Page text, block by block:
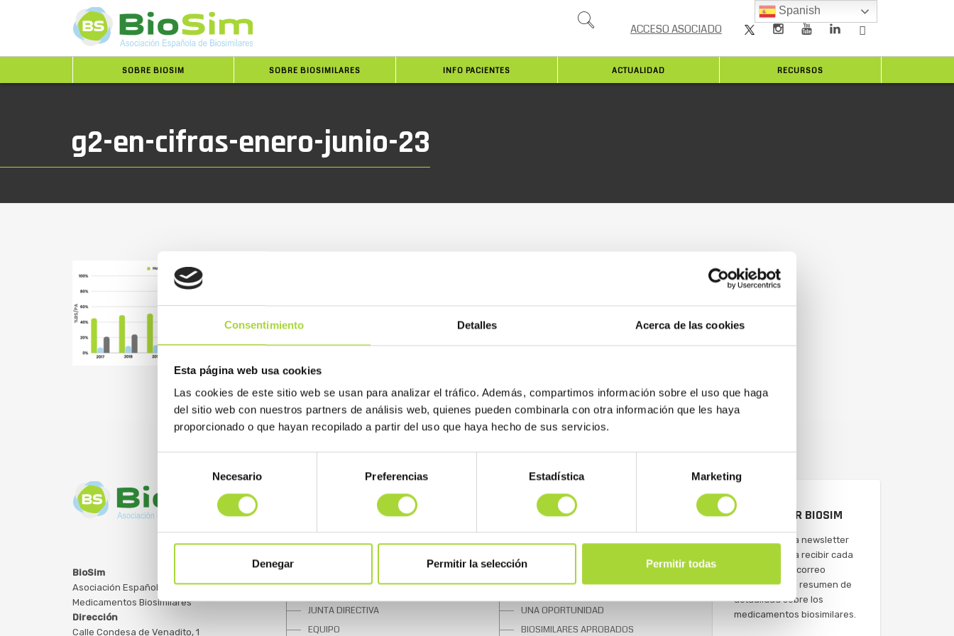
Consentimiento Detalles Acerca de las cookies
Esta página web usa cookies
Las cookies de este sitio web se usan para analizar el tráfico. Además, compartimos información sobre el uso que haga
del sitio web con nuestros partners de análisis web, quienes pueden combinarla con otra información que les haya
proporcionado o que hayan recopilado a partir del uso que haya hecho de sus servicios.
consentimiento
Necesario Preferencias Estadística Marketing
Denegar Permitir la selección Permitir todas
SOBRE BIOSIM SOBRE BIOSIMILARES INFO PACIENTES ACTUALIDAD RECURSOS
ACCESO ASOCIADO
g2-en-cifras-enero-junio-23
BioSim
Asociación Española de
Medicamentos Biosimilares
Dirección
Calle Condesa de Venadito, 1
JUNTA DIRECTIVA
EQUIPO
UNA OPORTUNIDAD
BIOSIMILARES APROBADOS
NEWSLETTER BIOSIM
Suscríbete a la newsletter
de BioSim para recibir cada
semana en tu correo
electrónico un resumen de
actualidad sobre los
medicamentos biosimilares.
Spanish